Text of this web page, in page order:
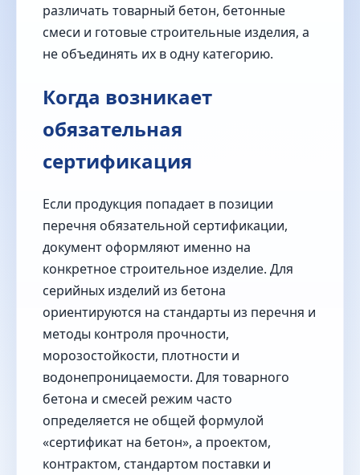
различать товарный бетон, бетонные
смеси и готовые строительные изделия, а
не объединять их в одну категорию.
Когда возникает
обязательная
сертификация
Если продукция попадает в позиции
перечня обязательной сертификации,
документ оформляют именно на
конкретное строительное изделие. Для
серийных изделий из бетона
ориентируются на стандарты из перечня и
методы контроля прочности,
морозостойкости, плотности и
водонепроницаемости. Для товарного
бетона и смесей режим часто
определяется не общей формулой
«сертификат на бетон», а проектом,
контрактом, стандартом поставки и